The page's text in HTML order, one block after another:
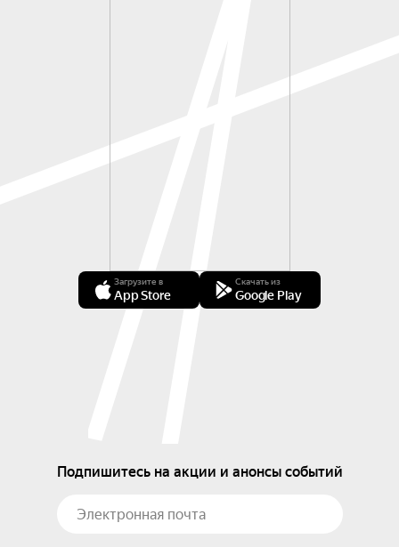
Загрузите в
App Store
Скачать из
Google Play
Подпишитесь на акции и анонсы событий